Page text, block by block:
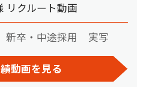
リクルート動画
新卒・中途採用 実写
動画を見る